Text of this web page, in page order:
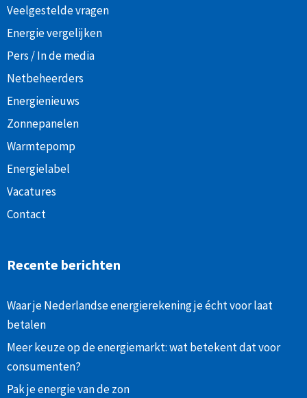
Veelgestelde vragen
Energie vergelijken
Pers / In de media
Netbeheerders
Energienieuws
Zonnepanelen
Warmtepomp
Energielabel
Vacatures
Contact
Recente berichten
Waar je Nederlandse energierekening je écht voor laat
betalen
Meer keuze op de energiemarkt: wat betekent dat voor
consumenten?
Pak je energie van de zon